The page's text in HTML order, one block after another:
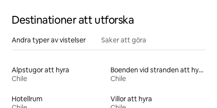
Destinationer att utforska
Andra typer av vistelser Saker att göra
Alpstugor att hyra
Chile
Boenden vid stranden att hyra
Chile
Hotellrum
Villor att hyra